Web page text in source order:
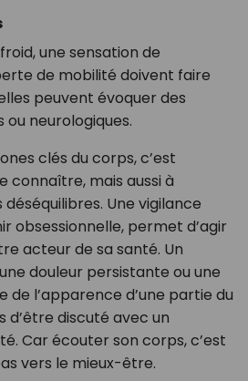
une sensation de
de mobilité doivent faire
peuvent évoquer des
neurologiques.
clés du corps, c’est
connaître, mais aussi à
Une vigilance
obsessionnelle, permet d’agir
acteur de sa santé. Un
douleur persistante ou une
de l’apparence d’une partie du
discuté avec un
Car écouter son corps, c’est
vers le mieux-être.